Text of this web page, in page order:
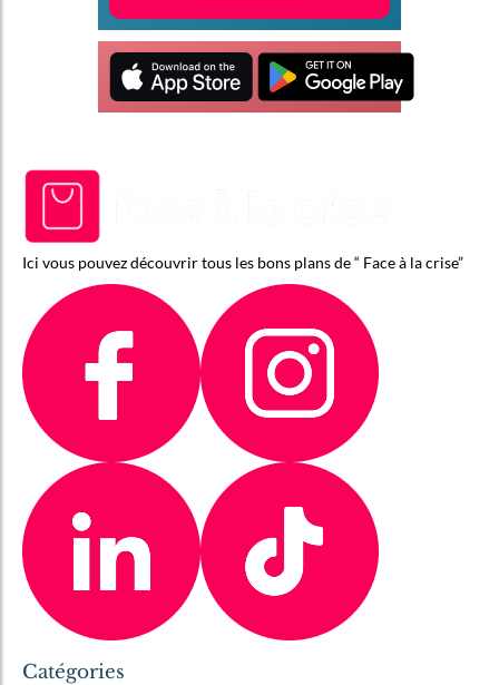
Ici vous pouvez découvrir tous les bons plans de “ Face à la crise”
Catégories